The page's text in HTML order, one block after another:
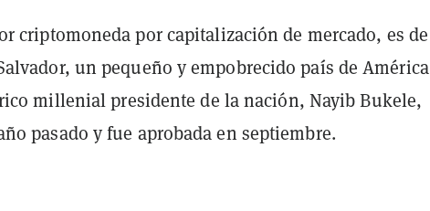
criptomoneda por capitalización de mercado, es de
un pequeño y empobrecido país de América
millenial presidente de la nación, Nayib Bukele,
pasado y fue aprobada en septiembre.